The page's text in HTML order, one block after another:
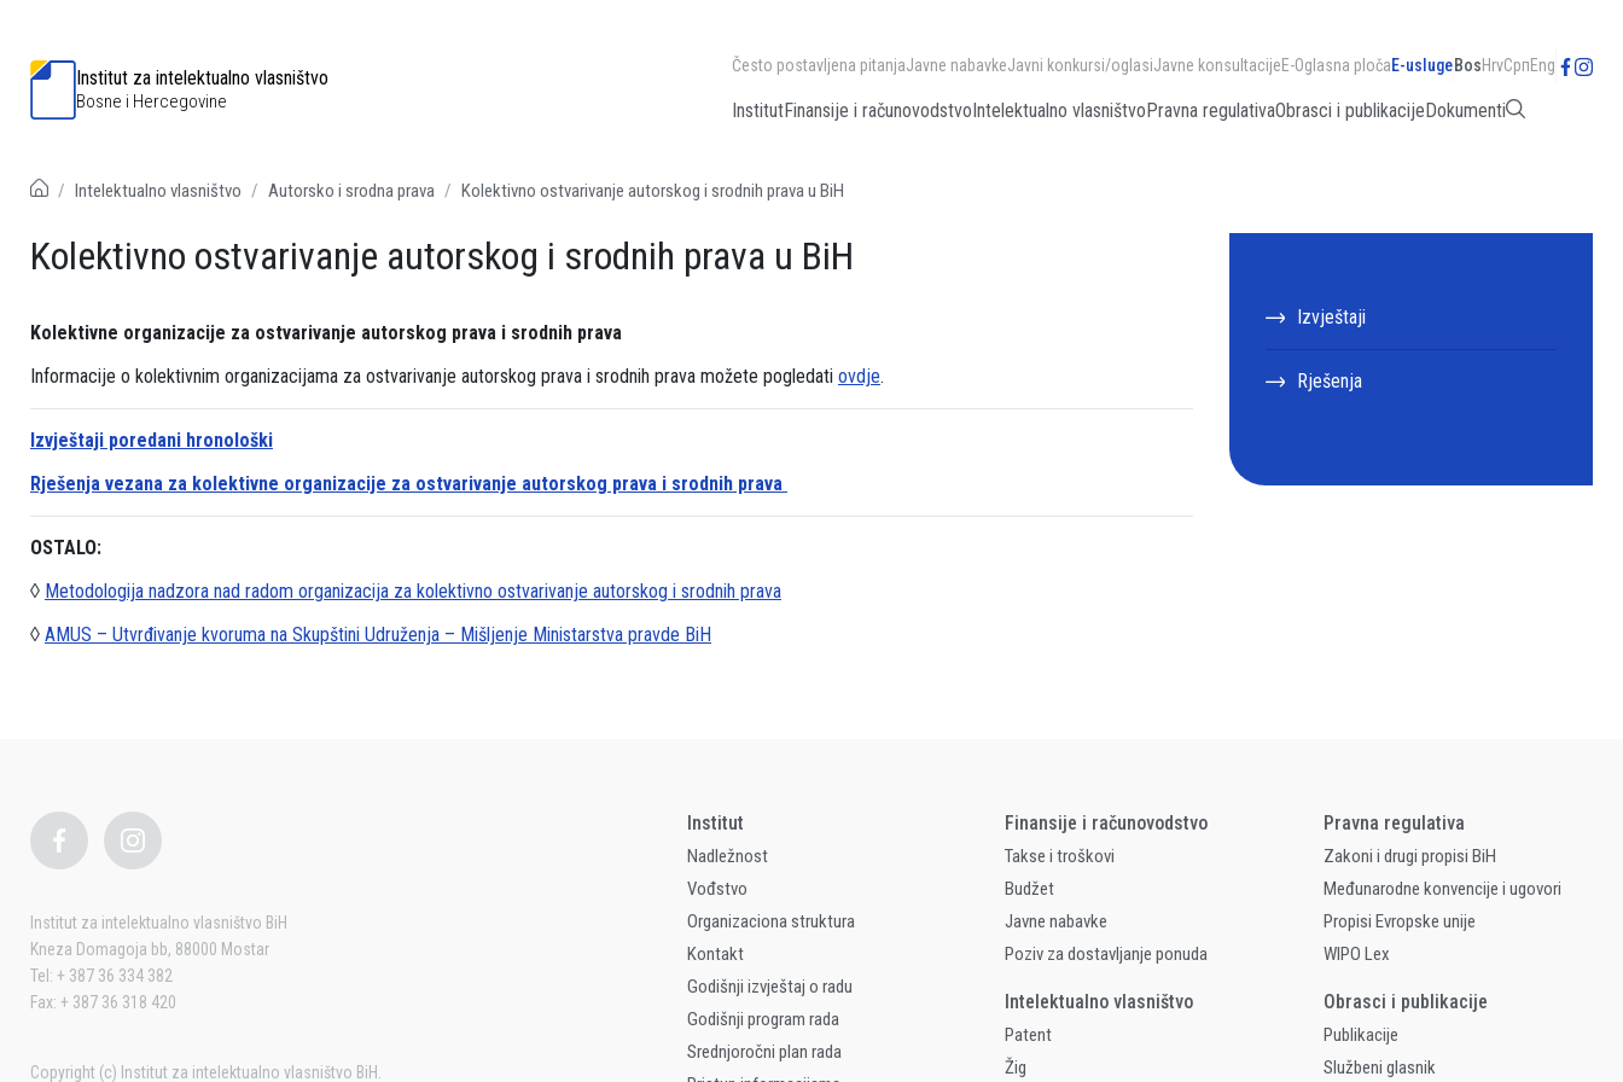
Institut za intelektualno vlasništvo
Bosne i Hercegovine
Često postavljena pitanjaJavne nabavkeJavni konkursi/oglasiJavne konsultacijeE-Oglasna pločaE-uslugeBosHrvСрпEng
InstitutFinansije i računovodstvoIntelektualno vlasništvoPravna regulativaObrasci i publikacijeDokumenti
Intelektualno vlasništvo Autorsko i srodna prava Kolektivno ostvarivanje autorskog i srodnih prava u BiH
Kolektivno ostvarivanje autorskog i srodnih prava u BiH
Kolektivne organizacije za ostvarivanje autorskog prava i srodnih prava
Informacije o kolektivnim organizacijama za ostvarivanje autorskog prava i srodnih prava možete pogledati ovdje.
Izvještaji poredani hronološki
Rješenja vezana za kolektivne organizacije za ostvarivanje autorskog prava i srodnih prava
OSTALO:
◊ Metodologija nadzora nad radom organizacija za kolektivno ostvarivanje autorskog i srodnih prava
◊ AMUS – Utvrđivanje kvoruma na Skupštini Udruženja – Mišljenje Ministarstva pravde BiH
Izvještaji
Rješenja
Institut za intelektualno vlasništvo BiH
Kneza Domagoja bb, 88000 Mostar
Tel: + 387 36 334 382
Fax: + 387 36 318 420
Copyright (c) Institut za intelektualno vlasništvo BiH.
Institut
Nadležnost
Vođstvo
Organizaciona struktura
Kontakt
Godišnji izvještaj o radu
Godišnji program rada
Srednjoročni plan rada
Finansije i računovodstvo
Takse i troškovi
Budžet
Javne nabavke
Poziv za dostavljanje ponuda
Intelektualno vlasništvo
Patent
Žig
Pravna regulativa
Zakoni i drugi propisi BiH
Međunarodne konvencije i ugovori
Propisi Evropske unije
WIPO Lex
Obrasci i publikacije
Publikacije
Službeni glasnik